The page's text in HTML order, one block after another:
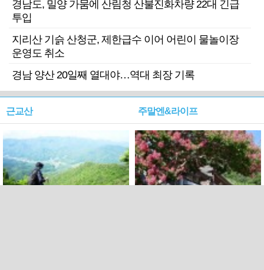
경남도, 밀양 가뭄에 산림청 산불진화차량 22대 긴급
투입
지리산 기슭 산청군, 제한급수 이어 어린이 물놀이장
운영도 취소
경남 양산 20일째 열대야…역대 최장 기록
근교산 주말엔&라이프